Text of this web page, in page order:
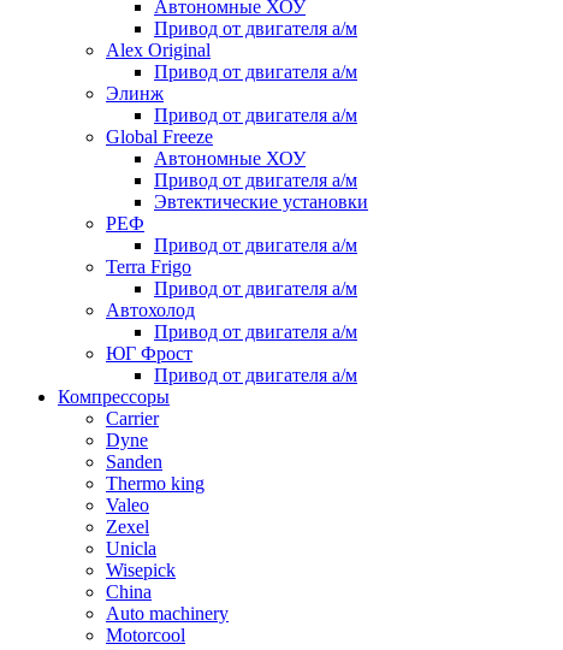
Автономные ХОУ
Привод от двигателя а/м
Alex Original
Привод от двигателя а/м
Элинж
Привод от двигателя а/м
Global Freeze
Автономные ХОУ
Привод от двигателя а/м
Эвтектические установки
РЕФ
Привод от двигателя а/м
Terra Frigo
Привод от двигателя а/м
Автохолод
Привод от двигателя а/м
ЮГ Фрост
Привод от двигателя а/м
Компрессоры
Carrier
Dyne
Sanden
Thermo king
Valeo
Zexel
Unicla
Wisepick
China
Auto machinery
Motorcool